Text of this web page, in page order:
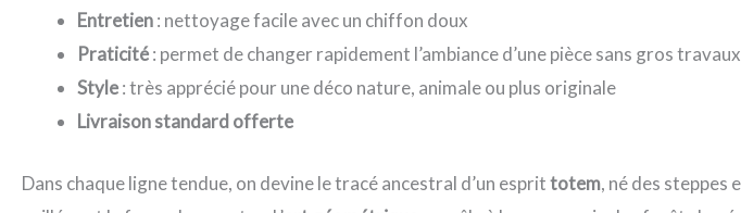
Entretien: nettoyage facile avec un chiffon doux
Praticité: permet de changer rapidement l’ambiance d’une pièce sans gros travaux
Style: très apprécié pour une déco nature, animale ou plus originale
Livraison standard offerte
Dans chaque ligne tendue, on devine le tracé ancestral d’un esprittotem, né des steppes